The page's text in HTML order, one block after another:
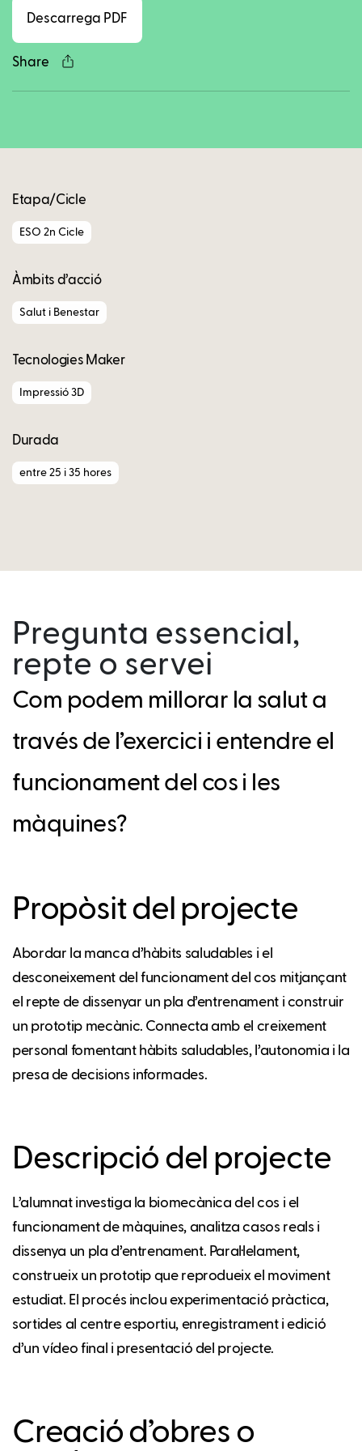
Descarrega PDF
Share
Etapa/Cicle
ESO 2n Cicle
Àmbits d’acció
Salut i Benestar
Tecnologies Maker
Impressió 3D
Durada
entre 25 i 35 hores
Pregunta essencial,
repte o servei
Com podem millorar la salut a
través de l’exercici i entendre el
funcionament del cos i les
màquines?
Propòsit del projecte
Abordar la manca d’hàbits saludables i el
desconeixement del funcionament del cos mitjançant
el repte de dissenyar un pla d’entrenament i construir
un prototip mecànic. Connecta amb el creixement
personal fomentant hàbits saludables, l’autonomia i la
presa de decisions informades.
Descripció del projecte
L’alumnat investiga la biomecànica del cos i el
funcionament de màquines, analitza casos reals i
dissenya un pla d’entrenament. Paral·lelament,
construeix un prototip que reprodueix el moviment
estudiat. El procés inclou experimentació pràctica,
sortides al centre esportiu, enregistrament i edició
d’un vídeo final i presentació del projecte.
Creació d’obres o